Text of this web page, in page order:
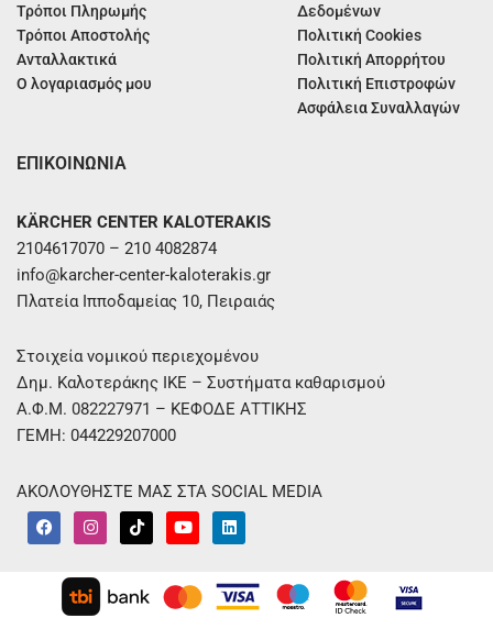
Τρόποι Πληρωμής
Τρόποι Αποστολής
Ανταλλακτικά
Ο λογαριασμός μου
Δεδομένων
Πολιτική Cookies
Πολιτική Απορρήτου
Πολιτική Επιστροφών
Ασφάλεια Συναλλαγών
ΕΠΙΚΟΙΝΩΝΙΑ
KÄRCHER CENTER KALOTERAKIS
2104617070 – 210 4082874
info@karcher-center-kaloterakis.gr
Πλατεία Ιπποδαμείας 10, Πειραιάς
Στοιχεία νομικού περιεχομένου
Δημ. Καλοτεράκης ΙΚΕ – Συστήματα καθαρισμού
Α.Φ.Μ. 082227971 – ΚΕΦΟΔΕ ΑΤΤΙΚΗΣ
ΓΕΜΗ: 044229207000
ΑΚΟΛΟΥΘΗΣΤΕ ΜΑΣ ΣΤΑ SOCIAL MEDIA
F
a
c
I
n
s
a
g
r
T
i
k
k
Y
o
u
u
b
L
i
n
e
d
i